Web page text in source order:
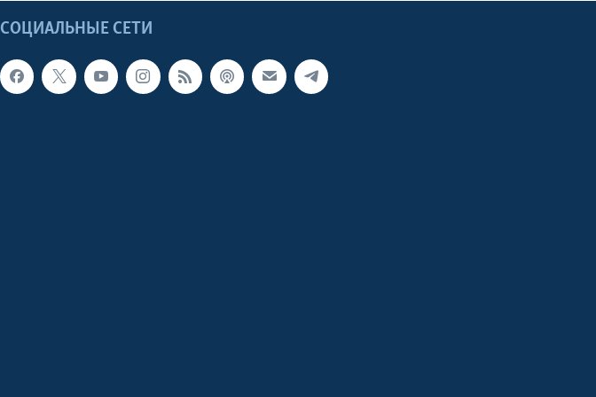
СОЦИАЛЬНЫЕ СЕТИ